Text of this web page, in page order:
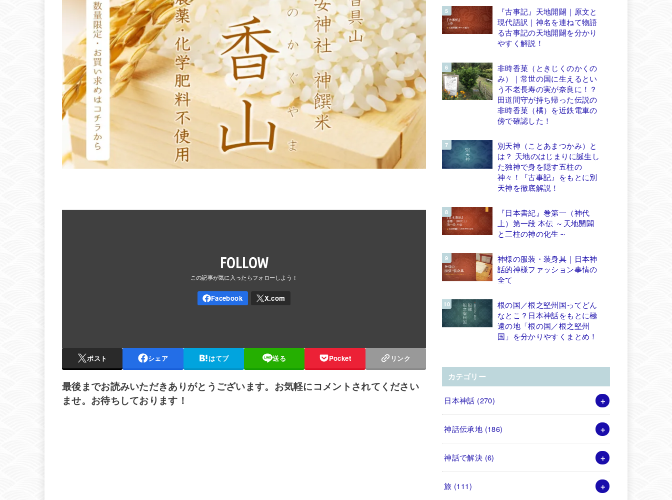
FOLLOW
ポスト シェア はてブ 送る Pocket リンク
最後までお読みいただきありがとうございます。お気軽にコメントされてください
ませ。お待ちしております！
『古事記』天地開闢｜原文と
現代語訳｜神名を連ねて物語
る古事記の天地開闢を分かり
やすく解説！
非時香菓（ときじくのかくの
み）｜常世の国に生えるとい
う不老長寿の実が奈良に！？
田道間守が持ち帰った伝説の
非時香菓（橘）を近鉄電車の
傍で確認した！
別天神（ことあまつかみ）と
は？ 天地のはじまりに誕生し
た独神で身を隠す五柱の
神々！『古事記』をもとに別
天神を徹底解説！
『日本書紀』巻第一（神代
上）第一段 本伝 ～天地開闢
と三柱の神の化生～
神様の服装・装身具｜日本神
話的神様ファッション事情の
全て
根の国／根之堅州国ってどん
なとこ？日本神話をもとに極
遠の地「根の国／根之堅州
国」を分かりやすくまとめ！
カテゴリー
日本神話 (270)
神話伝承地 (186)
神話で解決 (6)
旅 (111)